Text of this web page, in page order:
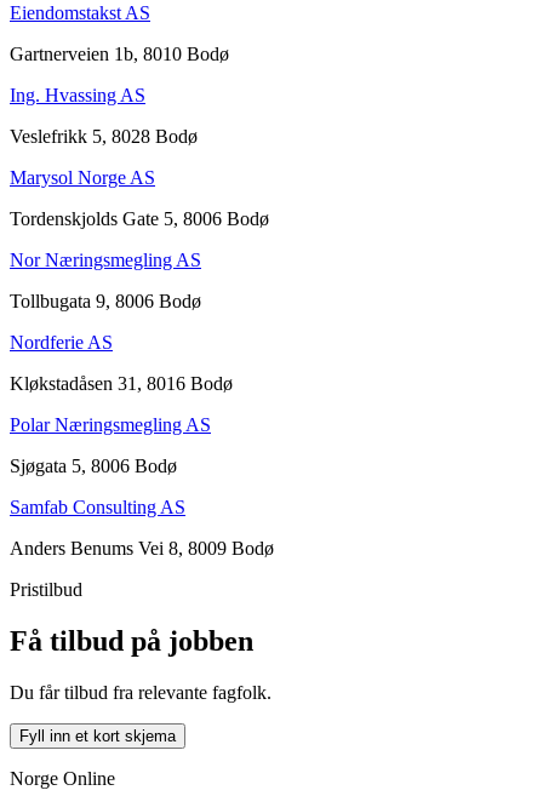
Eiendomstakst AS
Gartnerveien 1b, 8010 Bodø
Ing. Hvassing AS
Veslefrikk 5, 8028 Bodø
Marysol Norge AS
Tordenskjolds Gate 5, 8006 Bodø
Nor Næringsmegling AS
Tollbugata 9, 8006 Bodø
Nordferie AS
Kløkstadåsen 31, 8016 Bodø
Polar Næringsmegling AS
Sjøgata 5, 8006 Bodø
Samfab Consulting AS
Anders Benums Vei 8, 8009 Bodø
Pristilbud
Få tilbud på jobben
Du får tilbud fra relevante fagfolk.
Fyll inn et kort skjema
Norge Online